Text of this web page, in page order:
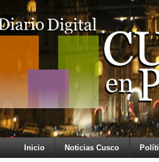
Inicio Noticias Cusco